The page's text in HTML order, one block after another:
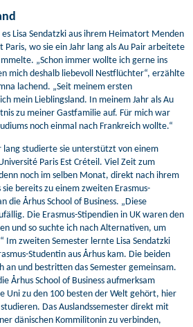
Lisa Sendatzki aus ihrem Heimatort Menden
Paris, wo sie ein Jahr lang als Au Pair arbeitete
„Schon immer wollte ich gerne ins
mich deshalb liebevoll Nestflüchter“, erzählte
lachend. „Seit meinem ersten
mein Lieblingsland. In meinem Jahr als Au
zu meiner Gastfamilie auf. Für mich war
noch einmal nach Frankreich wollte.“
lang studierte sie unterstützt von einem
Paris Est Créteil. Viel Zeit zum
noch im selben Monat, direkt nach ihrem
bereits zu einem zweiten Erasmus-
die Århus School of Business. „Diese
Die Erasmus-Stipendien in UK waren den
und so suchte ich nach Alternativen, um
Im zweiten Semester lernte Lisa Sendatzki
Studentin aus Århus kam. Die beiden
an und bestritten das Semester gemeinsam.
Århus School of Business aufmerksam
Uni zu den 100 besten der Welt gehört, hier
Das Auslandssemester direkt mit
dänischen Kommilitonin zu verbinden,